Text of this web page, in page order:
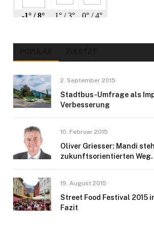
2. September 2015
Stadtbus-Umfrage als
Verbesserung
10. Februar 2015
Oliver Griesser: Mandi
zukunftsorientierten Weg.
19. August 2015
Street Food Festival 2015
Fazit